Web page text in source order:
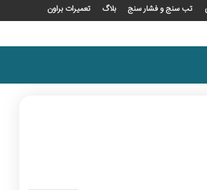
تب سنج و فشار سنج بلاگ
تعمیرات براون